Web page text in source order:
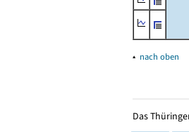
▴ nach oben
Das